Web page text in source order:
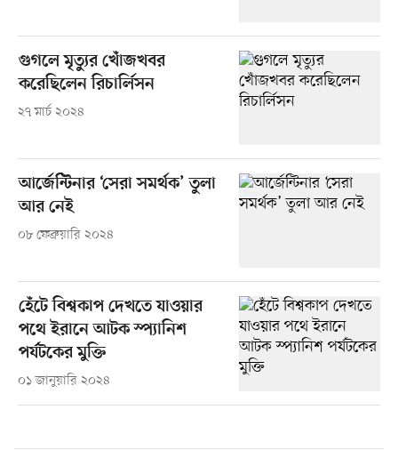
গুগলে মৃত্যুর খোঁজখবর
করেছিলেন রিচার্লিসন
২৭ মার্চ ২০২৪
আর্জেন্টিনার ‘সেরা সমর্থক’ তুলা
আর নেই
০৮ ফেব্রুয়ারি ২০২৪
হেঁটে বিশ্বকাপ দেখতে যাওয়ার
পথে ইরানে আটক স্প্যানিশ
পর্যটকের মুক্তি
০১ জানুয়ারি ২০২৪